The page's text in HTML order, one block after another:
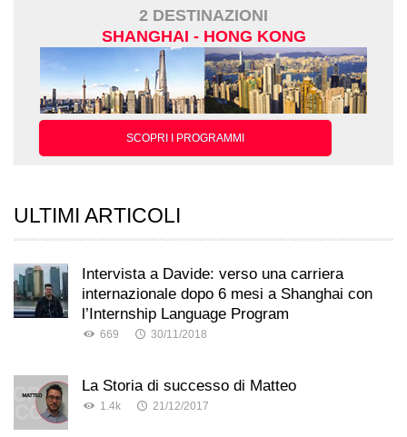
2 DESTINAZIONI
SHANGHAI - HONG KONG
SCOPRI I PROGRAMMI
ULTIMI ARTICOLI
Intervista a Davide: verso una carriera
internazionale dopo 6 mesi a Shanghai con
l’Internship Language Program
669 30/11/2018
La Storia di successo di Matteo
1.4k 21/12/2017